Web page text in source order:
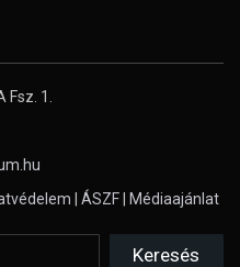
Fsz. 1.
ÁSZF Médiaajánlat